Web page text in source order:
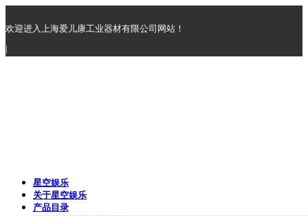
欢迎进入上海爱儿康工业器材有限公司网站！
|
星空娱乐
关于星空娱乐
产品目录